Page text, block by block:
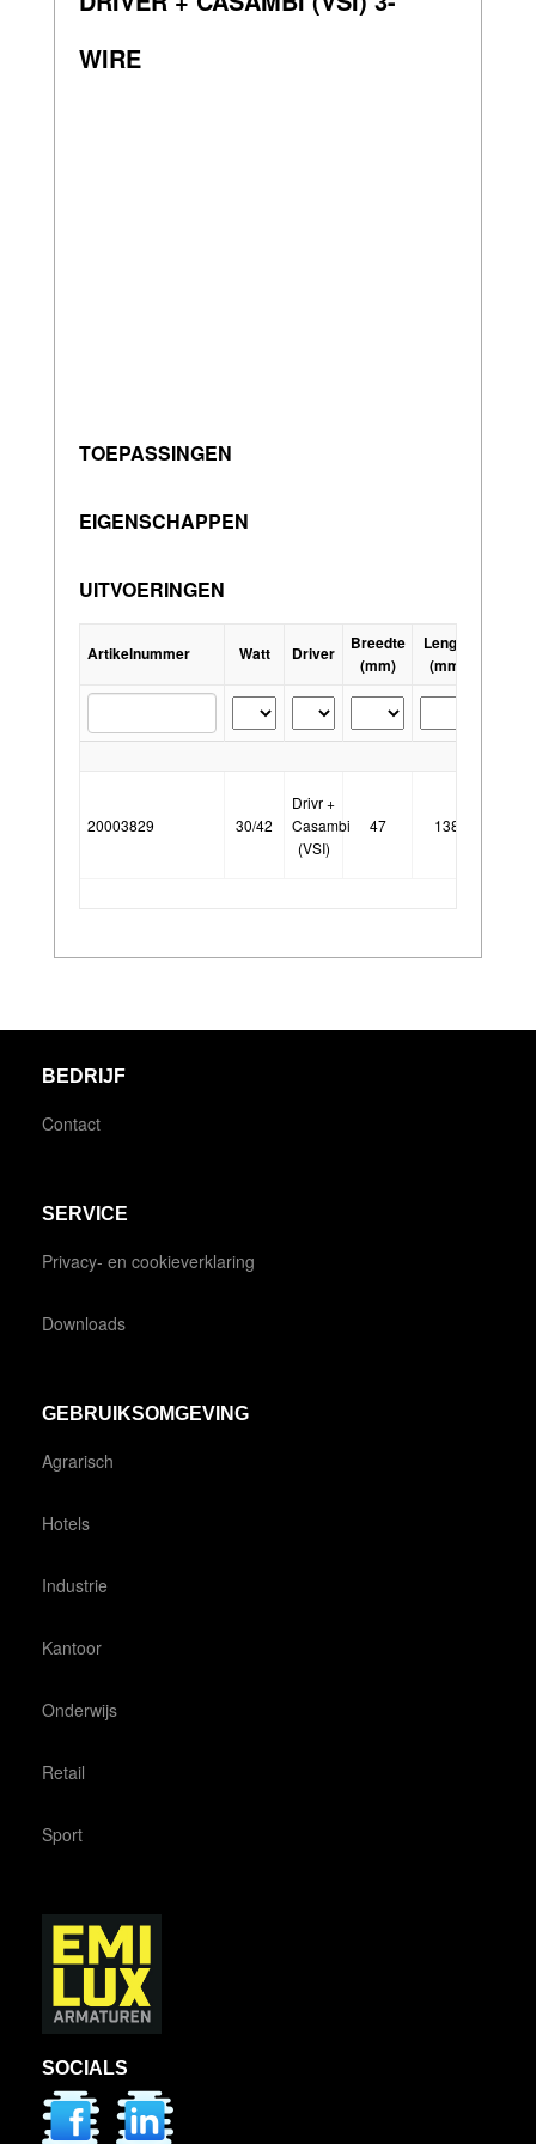
WIRE
TOEPASSINGEN
EIGENSCHAPPEN
UITVOERINGEN
Artikelnummer Watt Driver
Breedte
(mm)
Lengte
(mm)
20003829 30/42
Drivr +
Casambi
(VSI)
47 138
BEDRIJF
Contact
SERVICE
Privacy- en cookieverklaring
Downloads
GEBRUIKSOMGEVING
Agrarisch
Hotels
Industrie
Kantoor
Onderwijs
Retail
Sport
SOCIALS